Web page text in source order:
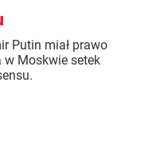
Putin miał prawo
Moskwie setek